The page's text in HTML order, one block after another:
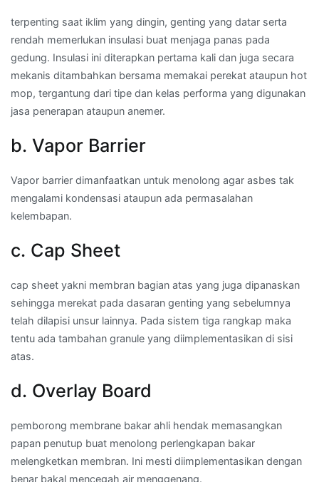
terpenting saat iklim yang dingin, genting yang datar serta
rendah memerlukan insulasi buat menjaga panas pada
gedung. Insulasi ini diterapkan pertama kali dan juga secara
mekanis ditambahkan bersama memakai perekat ataupun hot
mop, tergantung dari tipe dan kelas performa yang digunakan
jasa penerapan ataupun anemer.
b. Vapor Barrier
Vapor barrier dimanfaatkan untuk menolong agar asbes tak
mengalami kondensasi ataupun ada permasalahan
kelembapan.
c. Cap Sheet
cap sheet yakni membran bagian atas yang juga dipanaskan
sehingga merekat pada dasaran genting yang sebelumnya
telah dilapisi unsur lainnya. Pada sistem tiga rangkap maka
tentu ada tambahan granule yang diimplementasikan di sisi
atas.
d. Overlay Board
pemborong membrane bakar ahli hendak memasangkan
papan penutup buat menolong perlengkapan bakar
melengketkan membran. Ini mesti diimplementasikan dengan
benar bakal mencegah air menggenang.